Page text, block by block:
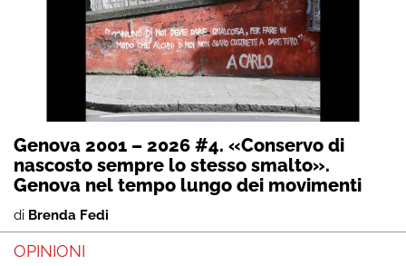
Genova 2001 – 2026 #4. «Conservo di
nascosto sempre lo stesso smalto».
Genova nel tempo lungo dei movimenti
di Brenda Fedi
OPINIONI